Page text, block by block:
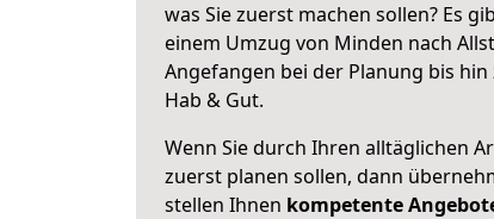
was Sie zuerst machen sollen? Es
einem Umzug von Minden nach
Angefangen bei der Planung bis
Hab & Gut.
Wenn Sie durch Ihren alltäglichen
zuerst planen sollen, dann
stellen Ihnen kompetente